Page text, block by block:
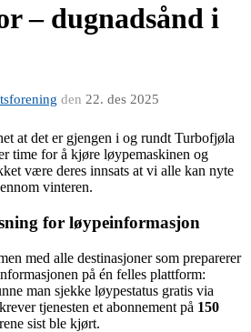
– dugnadsånd i
den 22. des 2025
at det er gjengen i og rundt Turbofjøla
time for å kjøre løypemaskinen og
være deres innsats at vi alle kan nyte
vinteren.
for løypeinformasjon
med alle destinasjoner som preparerer
på én felles plattform:
man sjekke løypestatus gratis via
tjenesten et abonnement på 150
sist ble kjørt.